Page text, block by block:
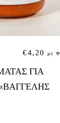
ΓΙΑ
€4,20 με